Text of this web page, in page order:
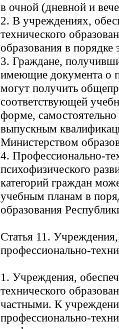
в очной (дневной и
2. В учреждениях,
технического
образования в порядке
3. Граждане,
имеющие документа о
могут получить
соответствующей
форме,
выпускным
Министерством
4. Профессионально-
психофизического
категорий граждан
учебным планам в
образования
Статья 11.
профессионально-
1. Учреждения,
технического
частными. К
профессионально-